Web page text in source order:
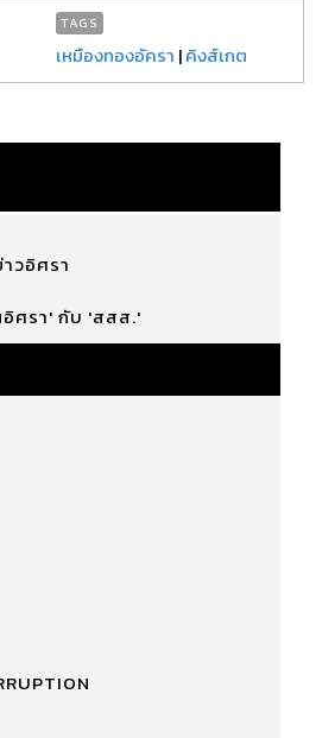
TAGS
เหมืองทองอัครา |คิงส์เกต
วอิศรา
ศรา' กับ 'สสส.'